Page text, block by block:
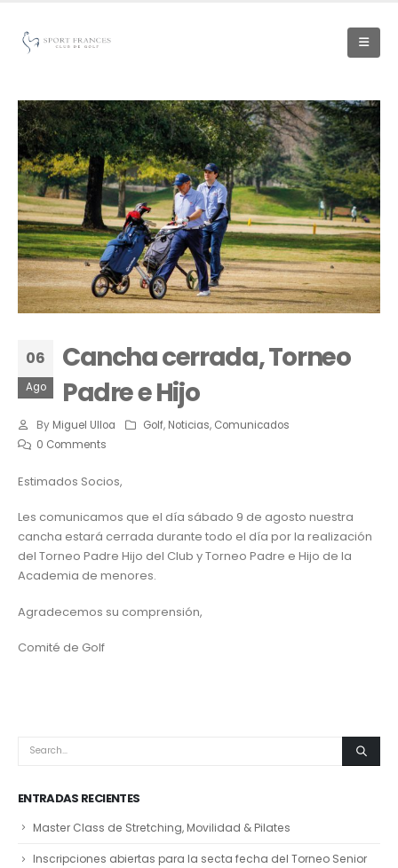
06
Ago
Cancha cerrada, Torneo
Padre e Hijo
By Miguel Ulloa Golf, Noticias, Comunicados
0 Comments
Estimados Socios,
Les comunicamos que el día sábado 9 de agosto nuestra
cancha estará cerrada durante todo el día por la realización
del Torneo Padre Hijo del Club y Torneo Padre e Hijo de la
Academia de menores.
Agradecemos su comprensión,
Comité de Golf
ENTRADAS RECIENTES
Master Class de Stretching, Movilidad & Pilates
Inscripciones abiertas para la secta fecha del Torneo Senior